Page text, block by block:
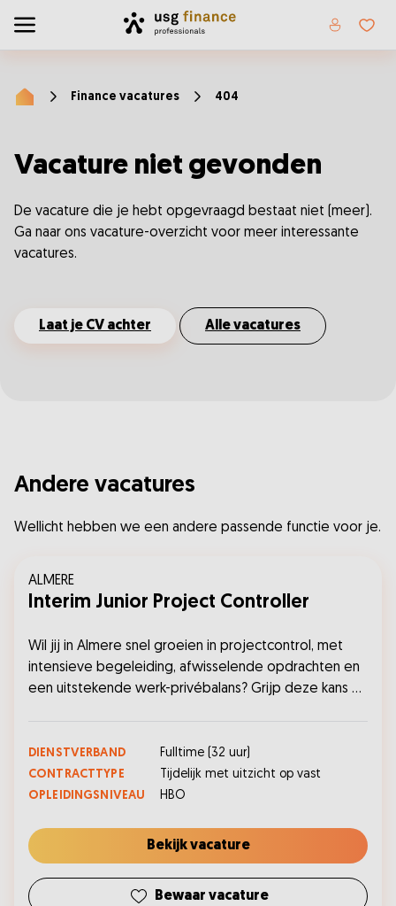
Toggle menu
Home
Finance vacatures 404
Vacature niet gevonden
De vacature die je hebt opgevraagd bestaat niet (meer).
Ga naar ons vacature-overzicht voor meer interessante
vacatures.
Laat je CV achter Alle vacatures
Andere vacatures
Wellicht hebben we een andere passende functie voor je.
ALMERE
Interim Junior Project Controller
Wil jij in Almere snel groeien in projectcontrol, met
intensieve begeleiding, afwisselende opdrachten en
een uitstekende werk-privébalans? Grijp deze kans en
DIENSTVERBAND Fulltime (32 uur)
CONTRACTTYPE
Tijdelijk met uitzicht op vast
OPLEIDINGSNIVEAU
HBO
Bekijk vacature
Bewaar vacature